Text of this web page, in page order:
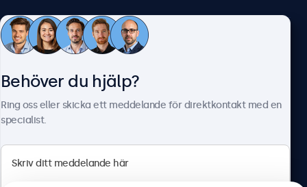
Kundtjänst
Behöver du hjälp?
Ring oss eller skicka ett meddelande för direktkontakt med en
specialist.